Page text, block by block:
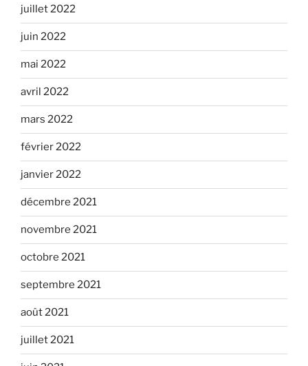
juillet 2022
juin 2022
mai 2022
avril 2022
mars 2022
février 2022
janvier 2022
décembre 2021
novembre 2021
octobre 2021
septembre 2021
août 2021
juillet 2021